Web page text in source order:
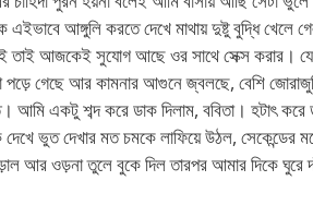
এইভাবে আঙ্গুলি করতে দেখে মাথায় দুষ্টু বুদ্ধি খেলে
তাই আজকেই সুযোগ আছে ওর সাথে সেক্স করার।
পড়ে গেছে আর কামনার আগুনে জ্বলছে, বেশি
আমি একটু শব্দ করে ডাক দিলাম, ববিতা। হটাৎ করে
ভুত দেখার মত চমকে লাফিয়ে উঠল, সেকেন্ডের
আর ওড়না তুলে বুকে দিল তারপর আমার দিকে ঘুরে